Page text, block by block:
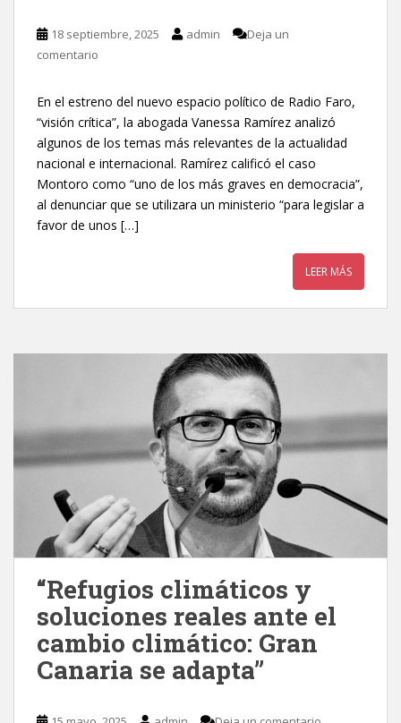
18 septiembre, 2025 admin
Deja un
comentario
En el estreno del nuevo espacio político de Radio Faro,
“visión crítica”, la abogada Vanessa Ramírez analizó
algunos de los temas más relevantes de la actualidad
nacional e internacional. Ramírez calificó el caso
Montoro como “uno de los más graves en democracia”,
al denunciar que se utilizara un ministerio “para legislar a
favor de unos […]
LEER MÁS
“Refugios climáticos y
soluciones reales ante el
cambio climático: Gran
Canaria se adapta”